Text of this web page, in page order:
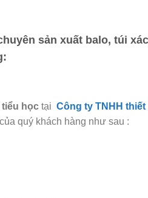
sản xuất balo, túi
tiểu học tại Công ty TNHH
quý khách hàng như sau :